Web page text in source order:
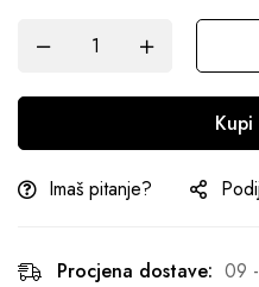
Imaš pitanje?
Procjena dostave: 09